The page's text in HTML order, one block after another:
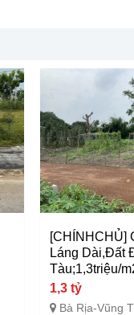
[CHÍNHCHỦ]
Láng Dài,Đất
Tàu;1,3triệu/
1,3 tỷ
Bà Rịa-Vũng